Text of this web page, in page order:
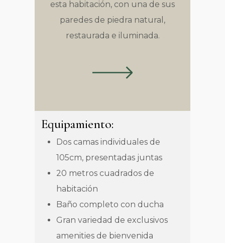
esta habitación, con una de sus
paredes de piedra natural,
restaurada e iluminada.
Equipamiento:
Dos camas individuales de
105cm, presentadas juntas
20 metros cuadrados de
habitación
Baño completo con ducha
Gran variedad de exclusivos
amenities de bienvenida